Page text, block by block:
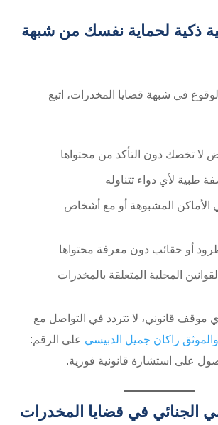
ذكية لحماية نفسك من شبهة
في شبهة قضايا المخدرات، اتبع
لا تخصك دون التأكد من محتواها
طبية لأي دواء تتناوله
الأماكن المشبوهة أو مع أشخاص
أو حقائب دون معرفة محتواها
المحلية المتعلقة بالمخدرات
قانوني، لا تتردد في التواصل مع
راكان جميل الدبيسي على الرقم:
الجنائي في قضايا المخدرات